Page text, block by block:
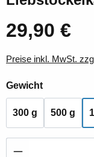
Regulärer Preis:
29,90 €
Preise inkl. MwSt.
Gewichtauswählen
300 g 500 g
Produkt